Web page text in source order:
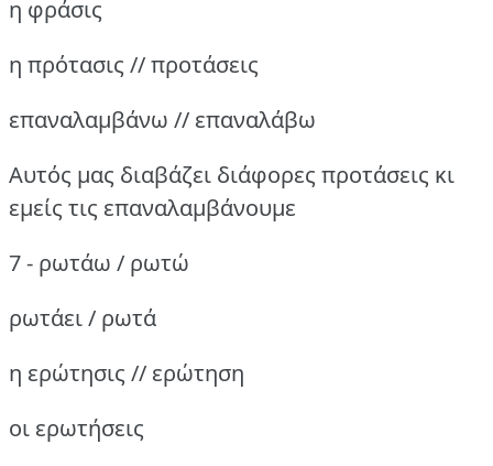
η φράσις
η πρότασις // προτάσεις
επαναλαμβάνω // επαναλάβω
Αυτός μας διαβάζει διάφορες προτάσεις κι
εμείς τις επαναλαμβάνουμε
7 - ρωτάω / ρωτώ
ρωτάει / ρωτά
η ερώτησις // ερώτηση
οι ερωτήσεις